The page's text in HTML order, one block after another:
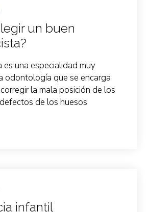
un buen
es una especialidad muy
odontología que se encarga
la mala posición de los
de los huesos
infantil